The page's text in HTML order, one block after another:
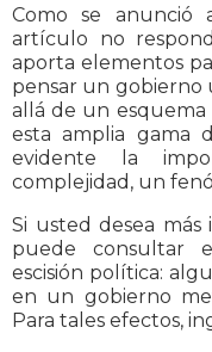
Como se anunció
artículo no
aporta elementos
pensar un gobierno
allá de un esquema
esta amplia gama
evidente la
complejidad, un
Si usted desea
puede consultar
escisión política:
en un gobierno
Para tales efectos,